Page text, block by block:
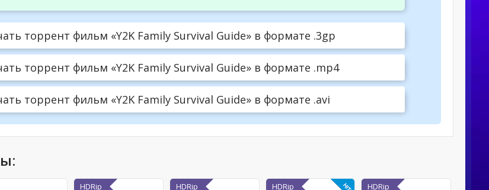
торрент фильм «Y2K Family Survival Guide» в формате .3gp
торрент фильм «Y2K Family Survival Guide» в формате .mp4
торрент фильм «Y2K Family Survival Guide» в формате .avi
HDRip HDRip HDRip HDRip